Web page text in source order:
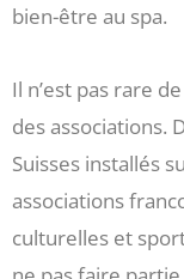
bien-être au spa.
Il n’est pas rare
des associations.
Suisses installés
associations
culturelles et